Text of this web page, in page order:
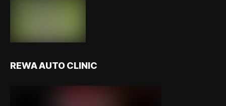
REWA AUTO CLINIC